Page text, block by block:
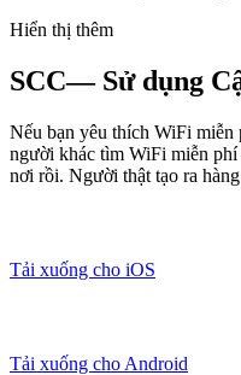
Hiển thị thêm
SCC— Sử dụng
Nếu bạn yêu thích WiFi
người khác tìm WiFi miễn phí
nơi rồi. Người thật tạo ra
Tải xuống cho iOS
Tải xuống cho Android